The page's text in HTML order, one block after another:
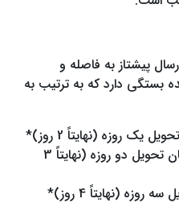
پیشتاز به فاصله و
بستگی دارد که به ترتیب به
یک روزه (نهایتاً 2 روز)*
استانهای غیرهمجوار - زمان تحویل دو روزه (نهایتاً 3
(نهایتاً 4 روز)*